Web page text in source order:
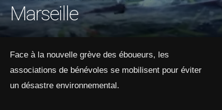
Marseille
Face à la nouvelle grève des éboueurs, les
associations de bénévoles se mobilisent pour éviter
un désastre environnemental.